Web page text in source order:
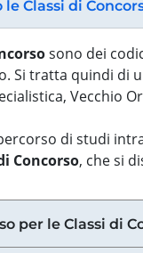
le Classi di
sono dei
Si tratta quindi di
Vecchio
di studi
Concorso, che si
per le Classi di